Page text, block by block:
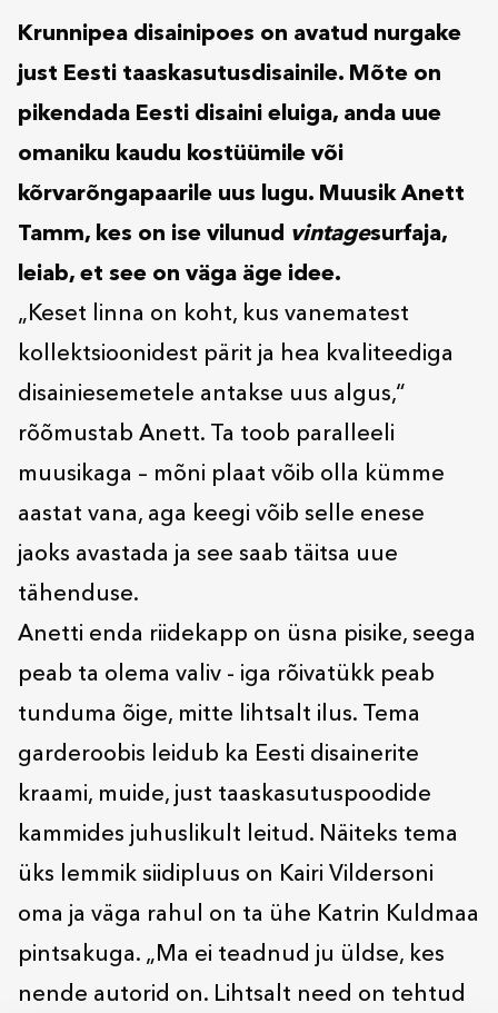
Krunnipea disainipoes on avatud nurgake
just Eesti taaskasutusdisainile. Mõte on
pikendada Eesti disaini eluiga, anda uue
omaniku kaudu kostüümile või
kõrvarõngapaarile uus lugu. Muusik Anett
Tamm, kes on ise vilunud vintagesurfaja,
leiab, et see on väga äge idee.
„Keset linna on koht, kus vanematest
kollektsioonidest pärit ja hea kvaliteediga
disainiesemetele antakse uus algus,“
rõõmustab Anett. Ta toob paralleeli
muusikaga – mõni plaat võib olla kümme
aastat vana, aga keegi võib selle enese
jaoks avastada ja see saab täitsa uue
tähenduse.
Anetti enda riidekapp on üsna pisike, seega
peab ta olema valiv - iga rõivatükk peab
tunduma õige, mitte lihtsalt ilus. Tema
garderoobis leidub ka Eesti disainerite
kraami, muide, just taaskasutuspoodide
kammides juhuslikult leitud. Näiteks tema
üks lemmik siidipluus on Kairi Vildersoni
oma ja väga rahul on ta ühe Katrin Kuldmaa
pintsakuga. „Ma ei teadnud ju üldse, kes
nende autorid on. Lihtsalt need on tehtud